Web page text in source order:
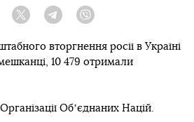
Facebook Twitter Telegram
вторгнення росії в Україні
10 479 отримали
Обʼєднаних Націй.